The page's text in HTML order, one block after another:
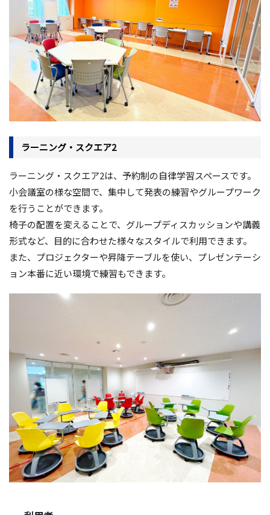
ラーニング・スクエア2
ラーニング・スクエア2は、予約制の自律学習スペースです。
小会議室の様な空間で、集中して発表の練習やグループワーク
を行うことができます。
椅子の配置を変えることで、グループディスカッションや講義
形式など、目的に合わせた様々なスタイルで利用できます。
また、プロジェクターや昇降テーブルを使い、プレゼンテーシ
ョン本番に近い環境で練習もできます。